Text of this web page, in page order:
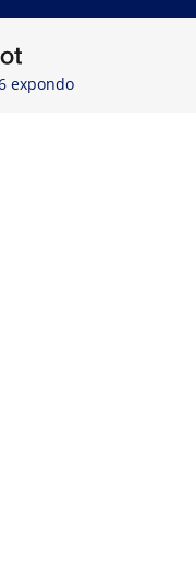
expondo